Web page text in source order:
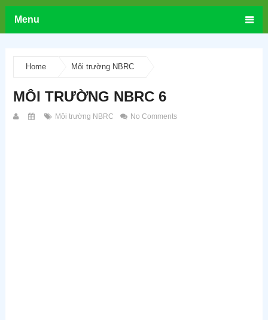
Menu
Home Môi trường NBRC
MÔI TRƯỜNG NBRC 6
Môi trường NBRC No Comments